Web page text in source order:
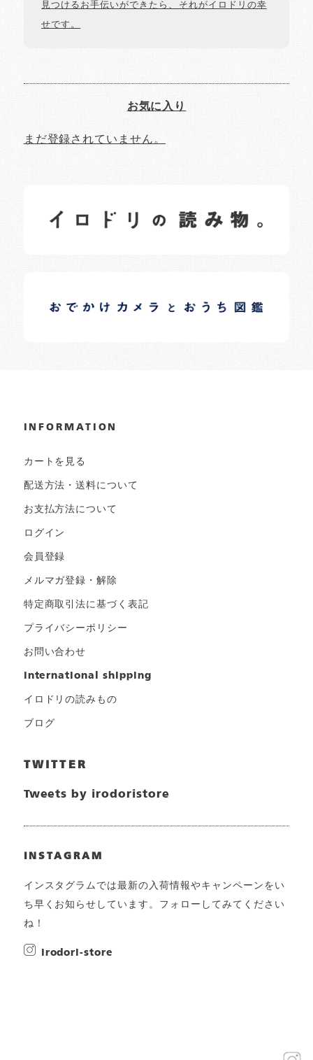
見つけるお手伝いができたら、それがイロドリの幸
せです。
お気に入り
まだ登録されていません。
日常の様子など随時更新中です。
日常の様子など随時更新中です。
INFORMATION
カートを見る
配送方法・送料について
お支払方法について
ログイン
会員登録
メルマガ登録・解除
特定商取引法に基づく表記
プライバシーポリシー
お問い合わせ
international shipping
イロドリの読みもの
ブログ
TWITTER
Tweets by irodoristore
INSTAGRAM
インスタグラムでは最新の入荷情報やキャンペーンをい
ち早くお知らせしています。フォローしてみてください
ね！
irodori-store